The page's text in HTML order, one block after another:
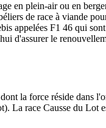
en plein-air ou en
de race à viande
appelées F1 46 qui
d'assurer le
la force réside dans
La race Causse du Lot